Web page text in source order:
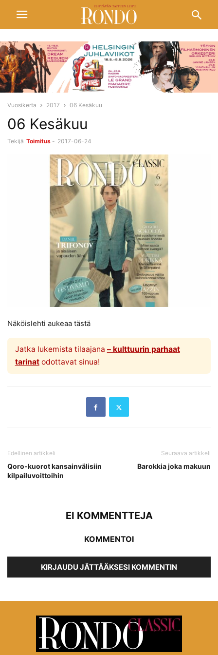
Vuosikerta 2017 06 Kesäkuu
06 Kesäkuu
Tekijä Toimitus - 2017-06-24
Näköislehti aukeaa tästä
Jatka lukemista tilaajana – kulttuurin parhaat
tarinatodottavat sinua!
Edellinen artikkeli
Qoro-kuorot kansainvälisiin
kilpailuvoittoihin
Seuraava artikkeli
Barokkia joka makuun
EI KOMMENTTEJA
KOMMENTOI
KIRJAUDU JÄTTÄÄKSESI KOMMENTIN